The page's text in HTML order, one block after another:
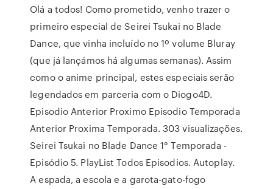
Olá a todos! Como prometido, venho trazer o
primeiro especial de Seirei Tsukai no Blade
Dance, que vinha incluído no 1º volume Bluray
(que já lançámos há algumas semanas). Assim
como o anime principal, estes especiais serão
legendados em parceria com o Diogo4D.
Episodio Anterior Proximo Episodio Temporada
Anterior Proxima Temporada. 303 visualizações.
Seirei Tsukai no Blade Dance 1° Temporada -
Episódio 5. PlayList Todos Episodios. Autoplay.
A espada, a escola e a garota-gato-fogo